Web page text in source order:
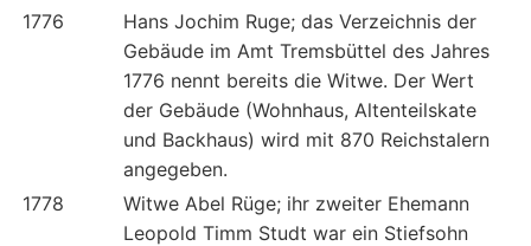
1776
Hans Jochim Ruge; das Verzeichnis der
Gebäude im Amt Tremsbüttel des Jahres
1776 nennt bereits die Witwe. Der Wert
der Gebäude (Wohnhaus, Altenteilskate
und Backhaus) wird mit 870 Reichstalern
angegeben.
1778
Witwe Abel Rüge; ihr zweiter Ehemann
Leopold Timm Studt war ein Stiefsohn